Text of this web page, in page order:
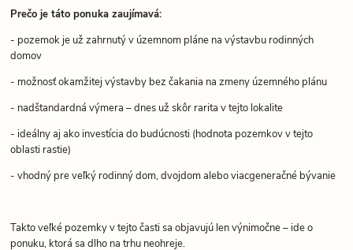
Prečo je táto ponuka zaujímavá:
- pozemok je už zahrnutý v územnom pláne na výstavbu rodinných
domov
- možnosť okamžitej výstavby bez čakania na zmeny územného plánu
- nadštandardná výmera – dnes už skôr rarita v tejto lokalite
- ideálny aj ako investícia do budúcnosti (hodnota pozemkov v tejto
oblasti rastie)
- vhodný pre veľký rodinný dom, dvojdom alebo viacgeneračné bývanie
Takto veľké pozemky v tejto časti sa objavujú len výnimočne – ide o
ponuku, ktorá sa dlho na trhu neohreje.